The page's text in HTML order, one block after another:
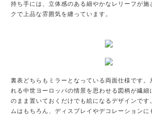
持ち手には、立体感のある細やかなレリーフが施
クで上品な雰囲気を纏っています。
裏表どちらもミラーとなっている両面仕様です。
れる中世ヨーロッパの情景を思わせる図柄が繊細
のまま置いておくだけでも絵になるデザインです
ムはもちろん、ディスプレイやデコレーションに